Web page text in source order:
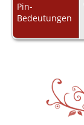
Pin-
Bedeutungen